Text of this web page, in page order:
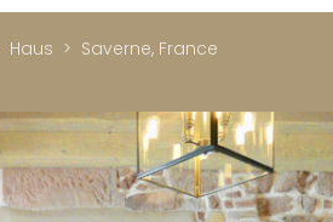
Haus
Saverne, France